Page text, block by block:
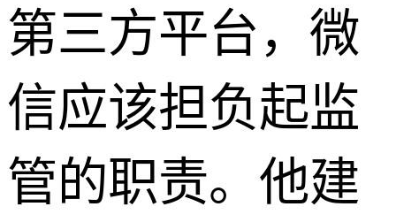
第三方平台，微
信应该担负起监
管的职责。他建